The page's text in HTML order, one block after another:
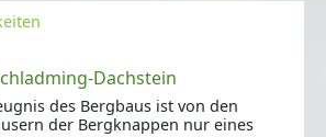
Dachstein
des Bergbaus ist von den
der Bergknappen nur eines